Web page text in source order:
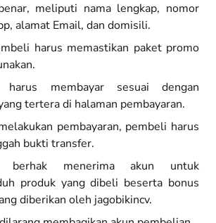
meliputi nama lengkap, nomor
alamat Email, dan domisili.
harus memastikan paket promo
harus membayar sesuai dengan
tertera di halaman pembayaran.
pembayaran, pembeli harus
bukti transfer.
berhak menerima akun untuk
produk yang dibeli beserta bonus
diberikan oleh jagobikincv.